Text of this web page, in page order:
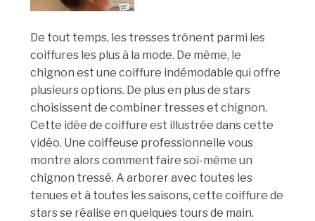
De tout temps, les tresses trônent parmi les
coiffures les plus à la mode. De même, le
chignon est une coiffure indémodable qui offre
plusieurs options. De plus en plus de stars
choisissent de combiner tresses et chignon.
Cette idée de coiffure est illustrée dans cette
vidéo. Une coiffeuse professionnelle vous
montre alors comment faire soi-même un
chignon tressé. A arborer avec toutes les
tenues et à toutes les saisons, cette coiffure de
stars se réalise en quelques tours de main.